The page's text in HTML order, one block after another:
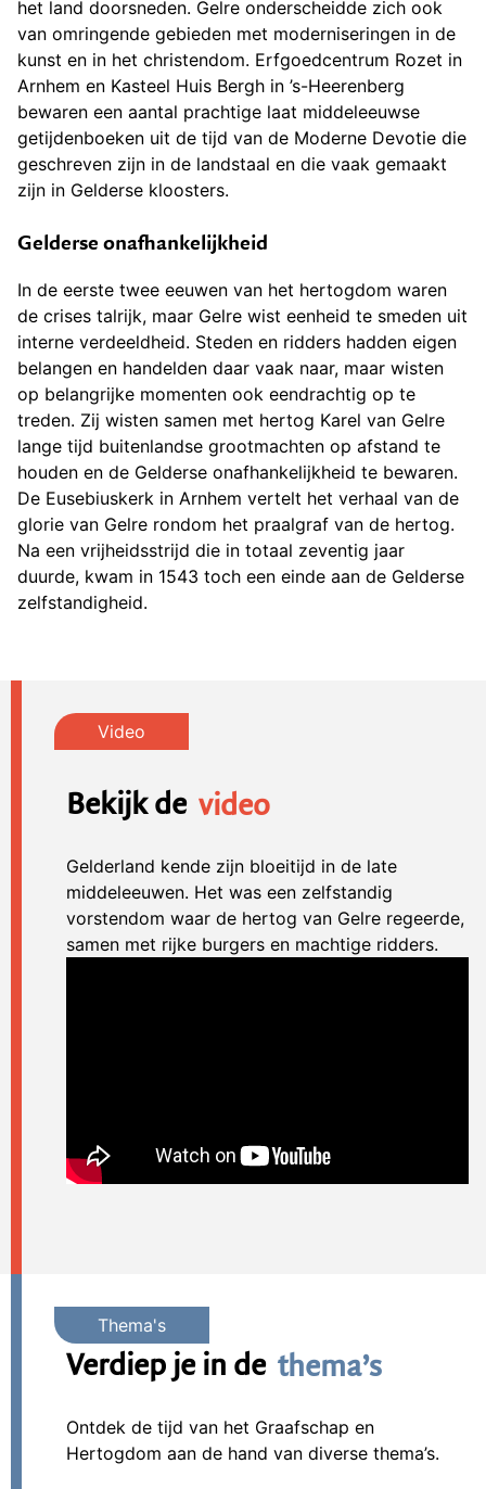
het land doorsneden. Gelre onderscheidde zich ook
van omringende gebieden met moderniseringen in de
kunst en in het christendom. Erfgoedcentrum Rozet in
Arnhem en Kasteel Huis Bergh in ’s-Heerenberg
bewaren een aantal prachtige laat middeleeuwse
getijdenboeken uit de tijd van de Moderne Devotie die
geschreven zijn in de landstaal en die vaak gemaakt
zijn in Gelderse kloosters.
Gelderse onafhankelijkheid
In de eerste twee eeuwen van het hertogdom waren
de crises talrijk, maar Gelre wist eenheid te smeden uit
interne verdeeldheid. Steden en ridders hadden eigen
belangen en handelden daar vaak naar, maar wisten
op belangrijke momenten ook eendrachtig op te
treden. Zij wisten samen met hertog Karel van Gelre
lange tijd buitenlandse grootmachten op afstand te
houden en de Gelderse onafhankelijkheid te bewaren.
De Eusebiuskerk in Arnhem vertelt het verhaal van de
glorie van Gelre rondom het praalgraf van de hertog.
Na een vrijheidsstrijd die in totaal zeventig jaar
duurde, kwam in 1543 toch een einde aan de Gelderse
zelfstandigheid.
Bekijk de video
Gelderland kende zijn bloeitijd in de late
middeleeuwen. Het was een zelfstandig
vorstendom waar de hertog van Gelre regeerde,
samen met rijke burgers en machtige ridders.
Verdiep je in de thema’s
Ontdek de tijd van het Graafschap en
Hertogdom aan de hand van diverse thema’s.